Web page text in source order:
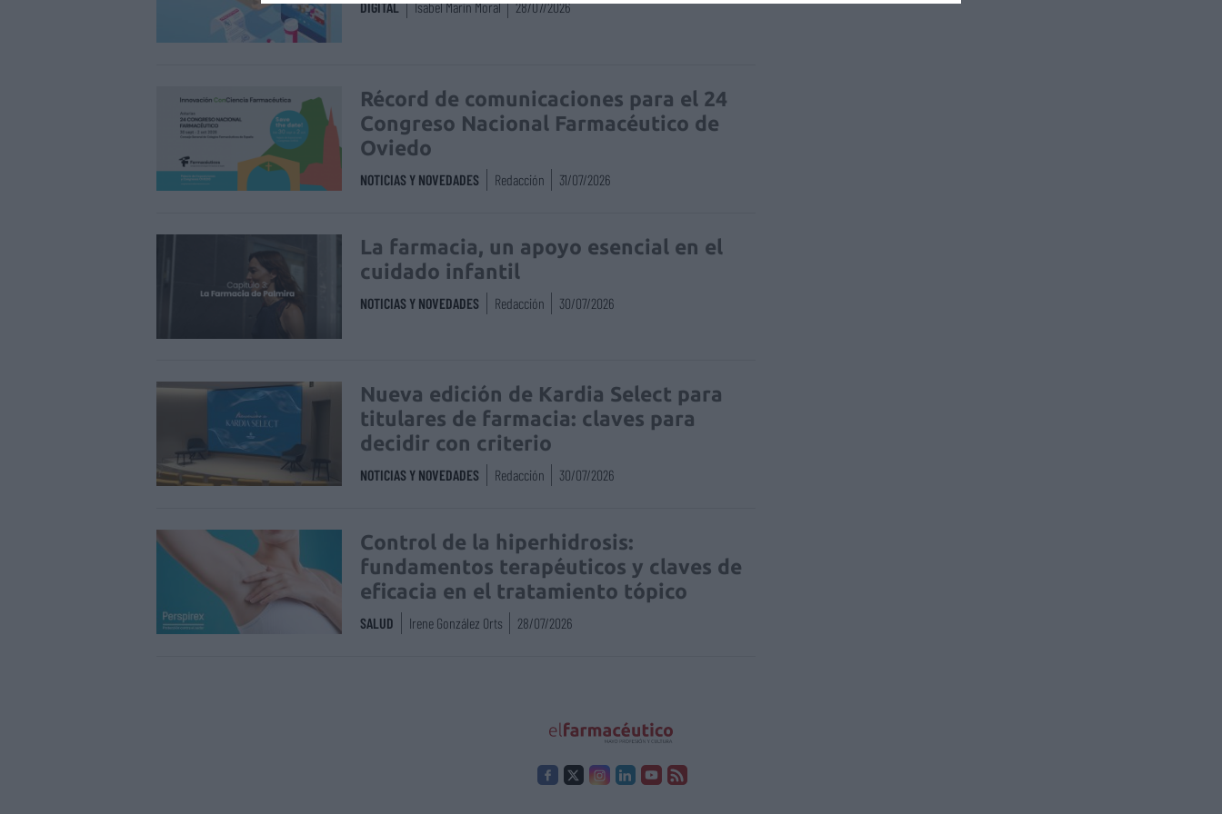
DIGITAL Isabel Marín Moral 28/07/2026
Récord de comunicaciones para el 24
Congreso Nacional Farmacéutico de
Oviedo
NOTICIAS Y NOVEDADES Redacción 31/07/2026
La farmacia, un apoyo esencial en el
cuidado infantil
NOTICIAS Y NOVEDADES Redacción 30/07/2026
Nueva edición de Kardia Select para
titulares de farmacia: claves para
decidir con criterio
NOTICIAS Y NOVEDADES Redacción 30/07/2026
Control de la hiperhidrosis:
fundamentos terapéuticos y claves de
eficacia en el tratamiento tópico
SALUD Irene González Orts 28/07/2026